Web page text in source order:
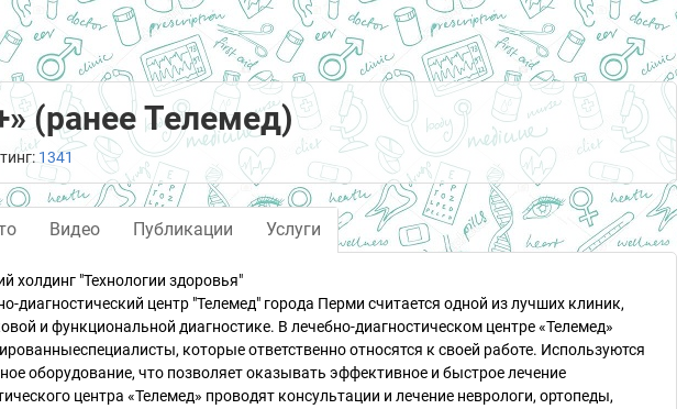
(ранее Телемед)
1341
Видео Публикации Услуги
холдинг "Технологии здоровья"
диагностический центр "Телемед" города Перми считается одной из лучших клиник,
и функциональной диагностике. В лечебно-диагностическом центре «Телемед»
которые ответственно относятся к своей работе. Используются
оборудование, что позволяет оказывать эффективное и быстрое лечение
центра «Телемед» проводят консультации и лечение неврологи, ортопеды,